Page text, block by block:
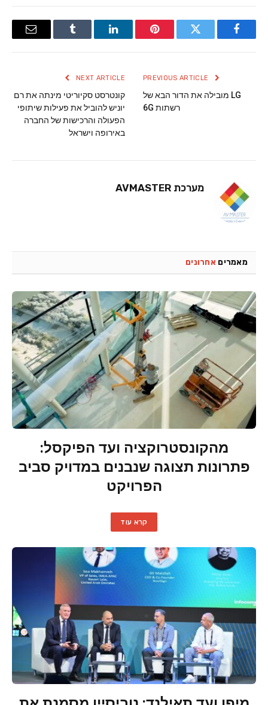
Facebook
Twitter
Pinterest
LinkedIn
Tumblr
Email
LG מובילה את הדור הבא של
רשתות 6G
NEXT ARTICLE
קונטרסט סקיוריטי מינתה את רם
יוניש להוביל את פעילות שיתופי
הפעולה והרכישות של החברה
באירופה וישראל
מערכת AVMASTER
מאמרים אחרונים
מהקונסטרוקציה ועד הפיקסל:
פתרונות תצוגה שנבנים במדויק סביב
הפרויקט
קרא עוד